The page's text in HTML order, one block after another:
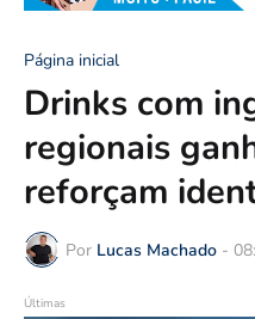
Página inicial
Drinks com
regionais
reforçam
Por Lucas Machado -
Últimas